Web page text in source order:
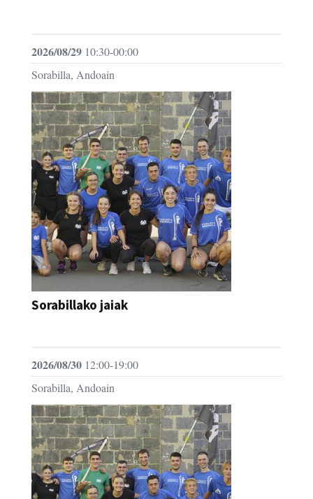
2026/08/29 10:30-00:00
Sorabilla, Andoain
Sorabillako jaiak
2026/08/30 12:00-19:00
Sorabilla, Andoain